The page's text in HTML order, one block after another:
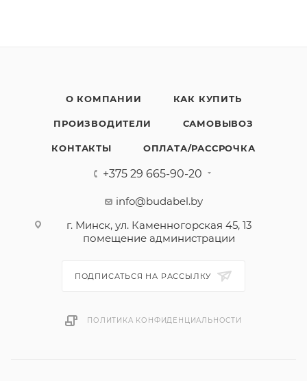
О КОМПАНИИ КАК КУПИТЬ
ПРОИЗВОДИТЕЛИ САМОВЫВОЗ
КОНТАКТЫ ОПЛАТА/РАССРОЧКА
+375 29 665-90-20
info@budabel.by
г. Минск, ул. Каменногорская 45, 13
помещение администрации
ПОДПИСАТЬСЯ НА РАССЫЛКУ
ПОЛИТИКА КОНФИДЕНЦИАЛЬНОСТИ